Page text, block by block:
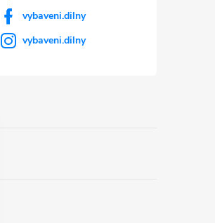
vybaveni.dilny
vybaveni.dilny